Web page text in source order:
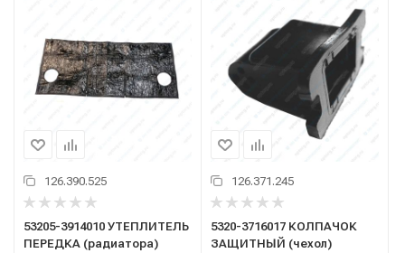
126.390.525
53205-3914010 УТЕПЛИТЕЛЬ
ПЕРЕДКА (радиатора)
126.371.245
5320-3716017 КОЛПАЧОК
ЗАЩИТНЫЙ (чехол)